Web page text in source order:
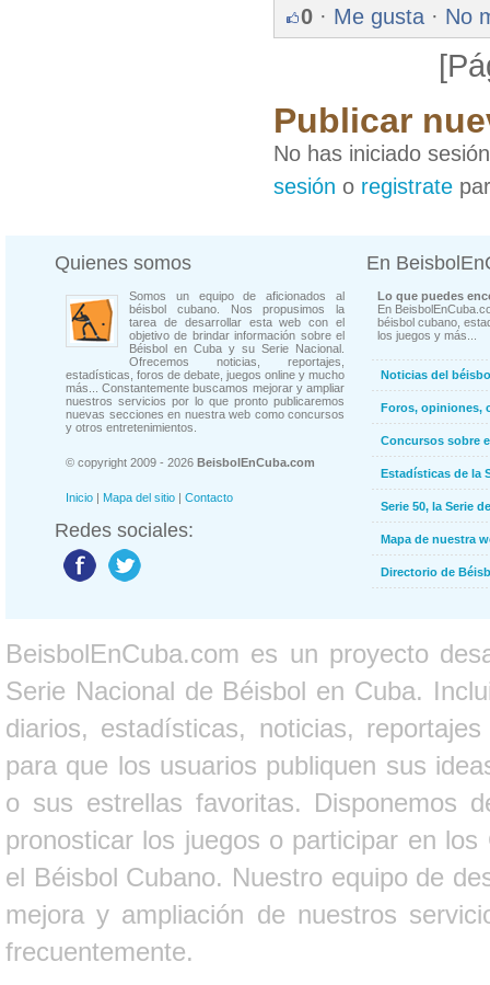
0 · Me gusta · No
Publicar
No has iniciado
sesión o registrate
Quienes somos
Somos un equipo de aficionados al
béisbol cubano. Nos propusimos la
tarea de desarrollar esta web con el
objetivo de brindar información sobre el
Béisbol en Cuba y su Serie Nacional.
Ofrecemos noticias, reportajes,
estadísticas, foros de debate, juegos online y mucho
más... Constantemente buscamos mejorar y ampliar
nuestros servicios por lo que pronto publicaremos
nuevas secciones en nuestra web como concursos
y otros entretenimientos.
© copyright 2009 - 2026 BeisbolEnCuba.com
Inicio | Mapa del sitio | Contacto
Redes sociales:
En
Lo que puedes
En
béisbol cubano,
los juegos y más...
Noticias del
Foros, opiniones,
Concursos sobre
Estadísticas de la
Serie 50, la Serie
Mapa de nuestra
Directorio de
BeisbolEnCuba.com es un proyecto
Serie Nacional de Béisbol en Cuba.
diarios, estadísticas, noticias,
para que los usuarios publiquen sus
o sus estrellas favoritas. Disponemos
pronosticar los juegos o participar en
el Béisbol Cubano. Nuestro equipo de
mejora y ampliación de nuestros
frecuentemente.